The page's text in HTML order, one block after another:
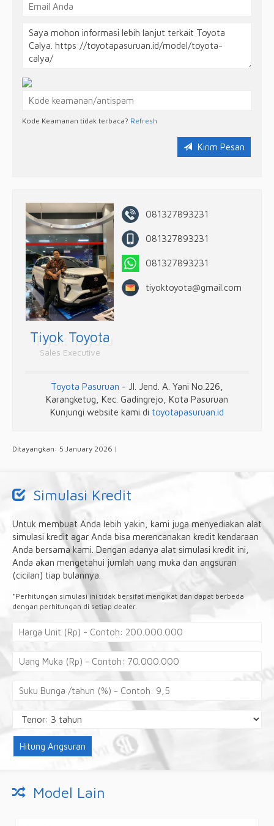
Kode Keamanan tidak terbaca? Refresh
Kirim Pesan
Tiyok Toyota
Sales Executive
081327893231
081327893231
081327893231
tiyoktoyota@gmail.com
Toyota Pasuruan - Jl. Jend. A. Yani No.226,
Karangketug, Kec. Gadingrejo, Kota Pasuruan
Kunjungi website kami di toyotapasuruan.id
Ditayangkan: 5 January 2026 |
Simulasi Kredit
Untuk membuat Anda lebih yakin, kami juga menyediakan alat
simulasi kredit agar Anda bisa merencanakan kredit kendaraan
Anda bersama kami. Dengan adanya alat simulasi kredit ini,
Anda akan mengetahui jumlah uang muka dan angsuran
(cicilan) tiap bulannya.
*Perhitungan simulasi ini tidak bersifat mengikat dan dapat berbeda
dengan perhitungan di setiap dealer.
Hitung Angsuran
Model Lain